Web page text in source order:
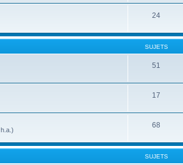
24
SUJETS
51
17
68
SUJETS